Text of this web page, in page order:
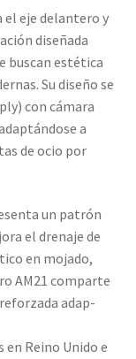
el eje delantero y
diseñada
buscan estética
Su diseño se
con cámara
a
de ocio por
un patrón
el drenaje de
en mojado,
AM21 comparte
adap­
Reino Unido e